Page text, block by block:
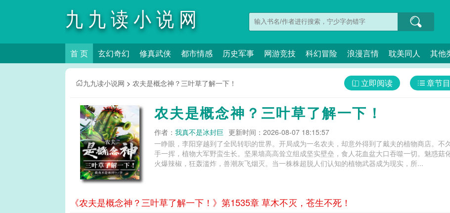
九九读小说网
首 页 玄幻奇幻 修真武侠 都市情感 历史军事 网游竞技 科幻冒险 浪漫言情 耽美同人 其他
九九读小说网 > 农夫是概念神？三叶草了解一下！ 章节
立即阅读
农夫是概念神？三叶草了解一下！
作者： 我真不是冰封巨 更新时间：2026-08-07 18:15:57
一睁眼，李阳穿越到了全民转职的世界。开局成为一名农夫，却意外得到了戴夫的植物商店。不
手一挥，植物大军野蛮生长。坚果墙高高耸立组成坚实壁垒，食人花血盆大口吞噬一切。魅惑菇
火爆辣椒，狂轰滥炸，兽潮灰飞烟灭。当一株株超脱人们认知的植物武器成为现实，所...
《农夫是概念神？三叶草了解一下！》第1535章 草木不灭，苍生不死！